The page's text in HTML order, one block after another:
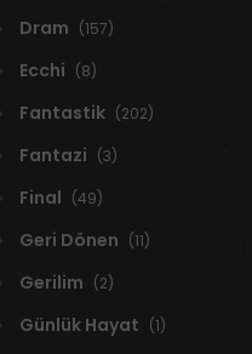
Dram (157)
Ecchi (8)
Fantastik (202)
Fantazi (3)
Final (49)
Geri Dönen (11)
Gerilim (2)
Günlük Hayat (1)